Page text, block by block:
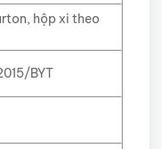
hộp xi theo
BYT